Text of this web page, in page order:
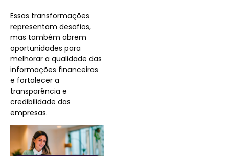
Essas transformações
representam desafios,
mas também abrem
oportunidades para
melhorar a qualidade das
informações financeiras
e fortalecer a
transparência e
credibilidade das
empresas.